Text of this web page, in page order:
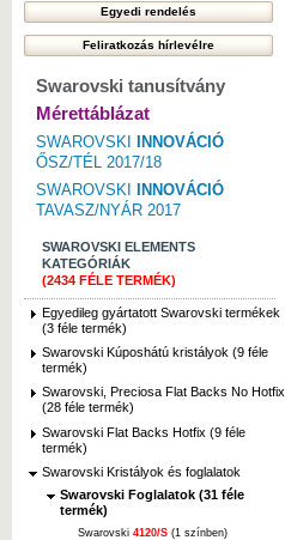
Swarovski tanusítvány
Mérettáblázat
SWAROVSKI
INNOVÁCIÓ
ŐSZ/TÉL 2017/18
SWAROVSKI
INNOVÁCIÓ
TAVASZ/NYÁR 2017
SWAROVSKI ELEMENTS
KATEGÓRIÁK
(2434 FÉLE TERMÉK)
Egyedileg gyártatott Swarovski termékek
(3 féle termék)
Swarovski Kúposhátú kristályok (9 féle
termék)
Swarovski, Preciosa Flat Backs No Hotfix
(28 féle termék)
Swarovski Flat Backs Hotfix (9 féle
termék)
Swarovski Kristályok és foglalatok
Swarovski Foglalatok (31 féle
termék)
Swarovski 4120/S (1 színben)